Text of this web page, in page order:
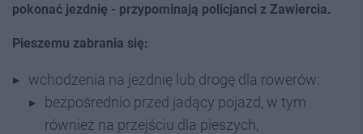
pokonać jezdnię - przypominają policjanci z Zawiercia.
Pieszemu zabrania się:
wchodzenia na jezdnię lub drogę dla rowerów:
bezpośrednio przed jadący pojazd, w tym
również na przejściu dla pieszych,